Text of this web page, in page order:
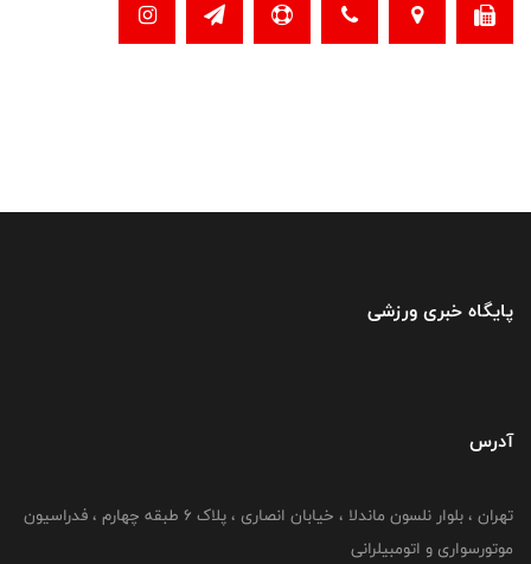
پایگاه خبری ورزشی
آدرس
تهران ، بلوار نلسون ماندلا ، خیابان انصاری ، پلاک ۶ طبقه چهارم ، فدراسیون
موتورسواری و اتومبیلرانی